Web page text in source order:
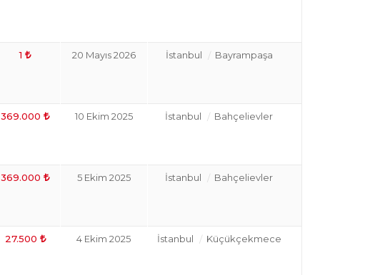
1 20 Mayıs 2026 İstanbul Bayrampaşa
369.000 10 Ekim 2025 İstanbul Bahçelievler
369.000 5 Ekim 2025 İstanbul Bahçelievler
27.500 4 Ekim 2025 İstanbul Küçükçekmece